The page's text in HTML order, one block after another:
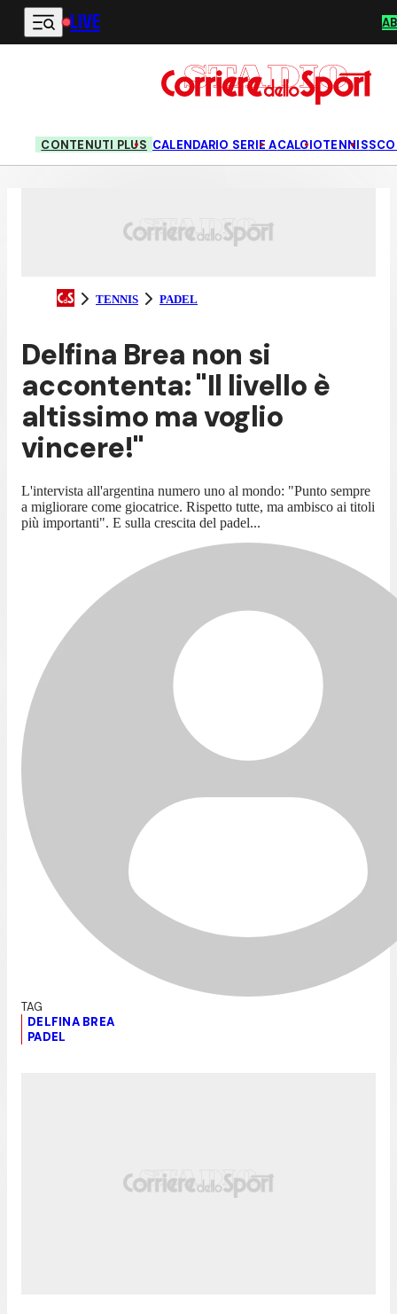
Vai al contenuto principale
LIVE
CONTENUTI PLUS CALENDARIO SERIE ACALCIOTENNIS
TENNIS PADEL
Delfina Brea non si
accontenta: "Il livello è
altissimo ma voglio
vincere!"
L'intervista all'argentina numero uno al mondo: "Punto sempre
a migliorare come giocatrice. Rispetto tutte, ma ambisco ai titoli
più importanti". E sulla crescita del padel...
DELFINA BREA
PADEL